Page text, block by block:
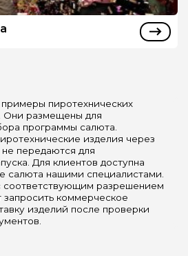
примеры пиротехнических
Они размещены для
программы салюта.
изделия через
передаются для
Для клиентов доступна
салюта нашими специалистами.
соответствующим разрешением
запросить коммерческое
изделий после проверки